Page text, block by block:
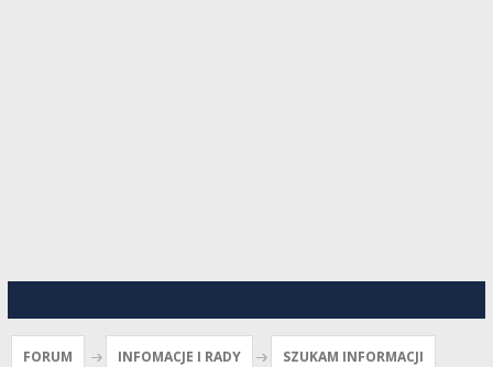
FORUM INFOMACJE I RADY SZUKAM INFORMACJI